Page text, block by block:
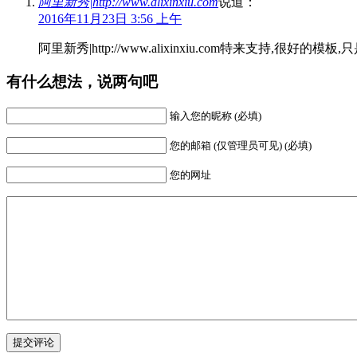
2016年11月23日 3:56 上午
阿里新秀|http://www.alixinxiu.com特来支持,很好的模板,
有什么想法，说两句吧
输入您的昵称 (必填)
您的邮箱 (仅管理员可见) (必填)
您的网址